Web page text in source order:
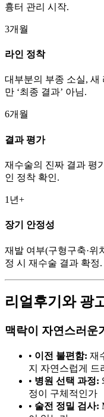
흉터 관리 시작.
3개월
라인 정착
대부분의 부종 소실, 새
만 ‘최종 결과’ 아님.
6개월
결과 평가
재수술의 진짜 결과 평
인 정착 확인.
1년+
장기 안정성
재발 여부(구형구축·위
정 시 재수술 결과 확정.
리얼후기와 광
맥락이 자연스러운
• 이전 불편함: 재
지 자연스럽게 드
• 병원 선택 과정:
정이 구체적인가
• 술전 정밀 검사: